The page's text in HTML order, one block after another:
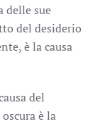
delle sue
del desiderio
è la causa
del
è la